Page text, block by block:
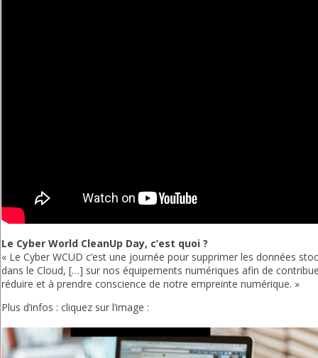
Le Cyber World CleanUp Day, c’est quoi ?
« Le Cyber WCUD c’est une journée pour supprimer les données
dans le Cloud, […] sur nos équipements numériques afin de
réduire et à prendre conscience de notre empreinte numérique. »
Plus d’infos : cliquez sur l’image :